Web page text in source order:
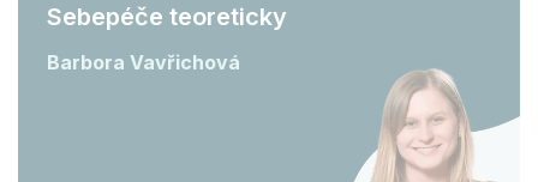
Sebepéče teoreticky
Barbora Vavřichová